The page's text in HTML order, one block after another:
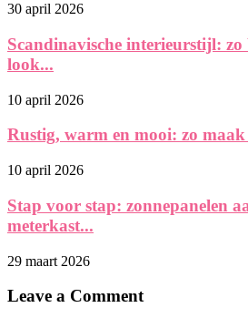
30 april 2026
Scandinavische interieurstijl:
look...
10 april 2026
Rustig, warm en mooi: zo maak
10 april 2026
Stap voor stap: zonnepanelen
meterkast...
29 maart 2026
Leave a Comment